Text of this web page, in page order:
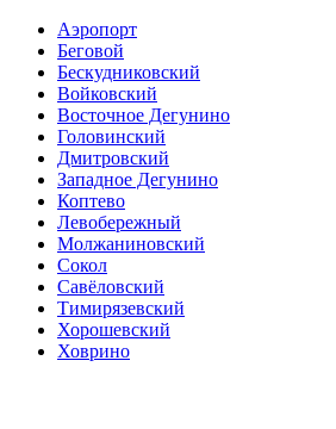
Аэропорт
Беговой
Бескудниковский
Войковский
Восточное Дегунино
Головинский
Дмитровский
Западное Дегунино
Коптево
Левобережный
Молжаниновский
Сокол
Савёловский
Тимирязевский
Хорошевский
Ховрино